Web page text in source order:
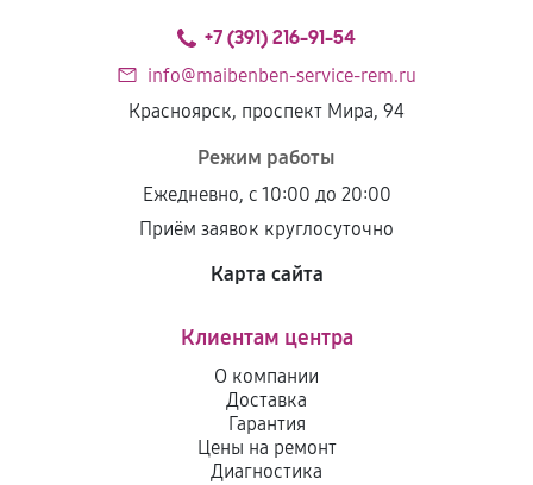
+7 (391) 216-91-54
info@maibenben-service-rem.ru
Красноярск, проспект Мира, 94
Режим работы
Ежедневно, с 10:00 до 20:00
Приём заявок круглосуточно
Карта сайта
Клиентам центра
О компании
Доставка
Гарантия
Цены на ремонт
Диагностика